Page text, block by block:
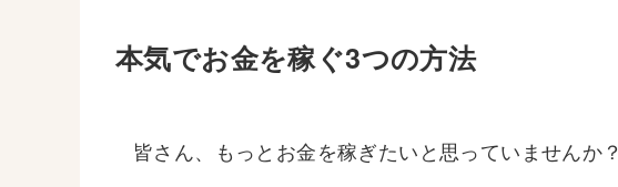
本気でお金を稼ぐ3つの方法
皆さん、もっとお金を稼ぎたいと思っていませんか？